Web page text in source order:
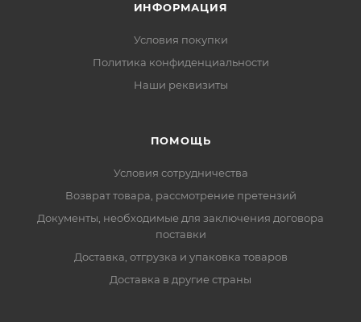
ИНФОРМАЦИЯ
Условия покупки
Политика конфиденциальности
Наши реквизиты
ПОМОЩЬ
Условия сотрудничества
Возврат товара, рассмотрение претензий
Документы, необходимые для заключения договора
поставки
Доставка, отгрузка и упаковка товаров
Доставка в другие страны